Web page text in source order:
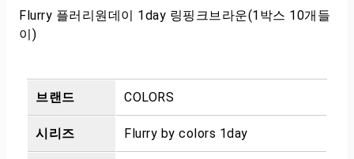
Flurry 플러리원데이 1day 링핑크브라운(1박스 10개들
이)
브랜드 COLORS
시리즈 Flurry by colors 1day